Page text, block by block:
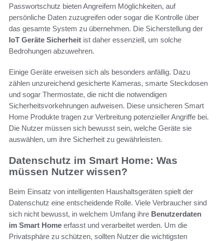
Passwortschutz bieten Angreifern Möglichkeiten, auf
persönliche Daten zuzugreifen oder sogar die Kontrolle über
das gesamte System zu übernehmen. Die Sicherstellung der
IoT Geräte Sicherheit ist daher essenziell, um solche
Bedrohungen abzuwehren.
Einige Geräte erweisen sich als besonders anfällig. Dazu
zählen unzureichend gesicherte Kameras, smarte Steckdosen
und sogar Thermostate, die nicht die notwendigen
Sicherheitsvorkehrungen aufweisen. Diese unsicheren Smart
Home Produkte tragen zur Verbreitung potenzieller Angriffe bei.
Die Nutzer müssen sich bewusst sein, welche Geräte sie
auswählen, um ihre Sicherheit zu gewährleisten.
Datenschutz im Smart Home: Was
müssen Nutzer wissen?
Beim Einsatz von intelligenten Haushaltsgeräten spielt der
Datenschutz eine entscheidende Rolle. Viele Verbraucher sind
sich nicht bewusst, in welchem Umfang ihre Benutzerdaten
im Smart Home erfasst und verarbeitet werden. Um die
Privatsphäre zu schützen, sollten Nutzer die wichtigsten